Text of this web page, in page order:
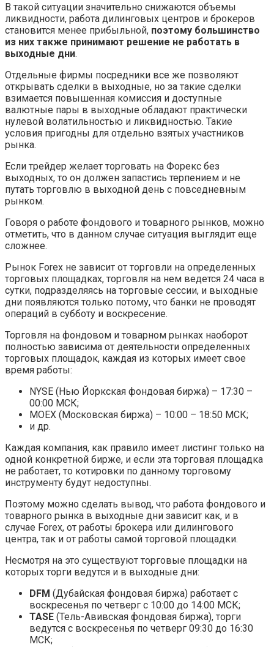
В такой ситуации значительно снижаются объемы
ликвидности, работа дилинговых центров и брокеров
становится менее прибыльной, поэтому большинство
из них также принимают решение не работать в
выходные дни.
Отдельные фирмы посредники все же позволяют
открывать сделки в выходные, но за такие сделки
взимается повышенная комиссия и доступные
валютные пары в выходные обладают практически
нулевой волатильностью и ликвидностью. Такие
условия пригодны для отдельно взятых участников
рынка.
Если трейдер желает торговать на Форекс без
выходных, то он должен запастись терпением и не
путать торговлю в выходной день с повседневным
рынком.
Говоря о работе фондового и товарного рынков, можно
отметить, что в данном случае ситуация выглядит еще
сложнее.
Рынок Forex не зависит от торговли на определенных
торговых площадках, торговля на нем ведется 24 часа в
сутки, подразделяясь на торговые сессии, и выходные
дни появляются только потому, что банки не проводят
операций в субботу и воскресение.
Торговля на фондовом и товарном рынках наоборот
полностью зависима от деятельности определенных
торговых площадок, каждая из которых имеет свое
время работы:
NYSE (Нью Йоркская фондовая биржа) – 17:30 –
00:00 МСК;
MOEX (Московская биржа) – 10:00 – 18:50 МСК;
и др.
Каждая компания, как правило имеет листинг только на
одной конкретной бирже, и если эта торговая площадка
не работает, то котировки по данному торговому
инструменту будут недоступны.
Поэтому можно сделать вывод, что работа фондового и
товарного рынка в выходные дни зависит как, и в
случае Forex, от работы брокера или дилингового
центра, так и от работы самой торговой площадки.
Несмотря на это существуют торговые площадки на
которых торги ведутся и в выходные дни:
DFM (Дубайская фондовая биржа) работает с
воскресенья по четверг с 10:00 до 14:00 МСК;
TASE (Тель-Авивская фондовая биржа), торги
ведутся с воскресенья по четверг 09:30 до 16:30
МСК;